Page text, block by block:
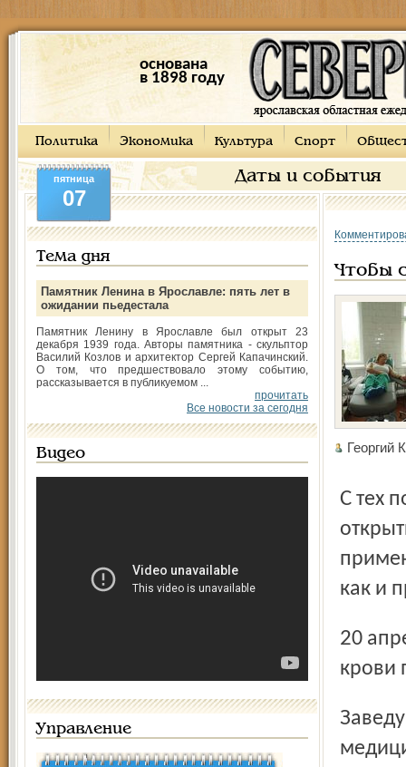
основана
в 1898 году
Политика Экономика Культура Спорт
Даты и события
пятница
07
Тема дня
Памятник Ленина в Ярославле: пять лет в
ожидании пьедестала
Памятник Ленину в Ярославле был открыт 23
декабря 1939 года. Авторы памятника - скульптор
Василий Козлов и архитектор Сергей Капачинский.
О том, что предшествовало этому событию,
рассказывается в публикуемом ...
прочитать
Все новости за сегодня
Видео
Управление
Чтобы
С тех пор далеко вперёд шагнула наука трансфузиология:
как и
20 апреля Ярославскую областную станцию переливания
крови
Заведующая отделением комплектования и